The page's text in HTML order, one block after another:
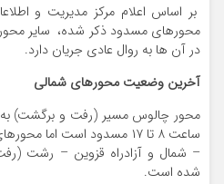
بر اساس اعلام مرکز مدیریت و
محورهای مسدود ذکر شده، ‌ سایر
در آن ها به روال عادی جریان دارد.
آخرین وضعیت محورهای شمالی
محور چالوس مسیر (رفت و برگشت) به
ساعت ۸ تا ۱۷ مسدود است اما
– شمال و آزادراه قزوین – رشت
شده است.